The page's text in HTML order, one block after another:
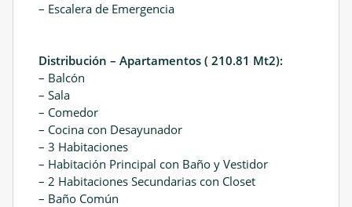
– Escalera de Emergencia
Distribución – Apartamentos ( 210.81 Mt2):
– Balcón
– Sala
– Comedor
– Cocina con Desayunador
– 3 Habitaciones
– Habitación Principal con Baño y Vestidor
– 2 Habitaciones Secundarias con Closet
– Baño Común